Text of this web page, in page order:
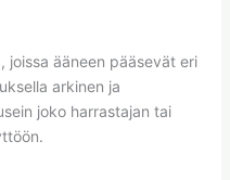
joissa ääneen pääsevät eri
arkinen ja
joko harrastajan tai